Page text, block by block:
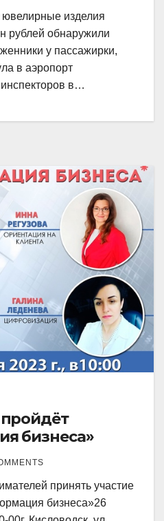
изделия
рублей обнаружили
у пассажирки,
в аэропорт
в…
бизнеса»
принять участие
бизнеса»26